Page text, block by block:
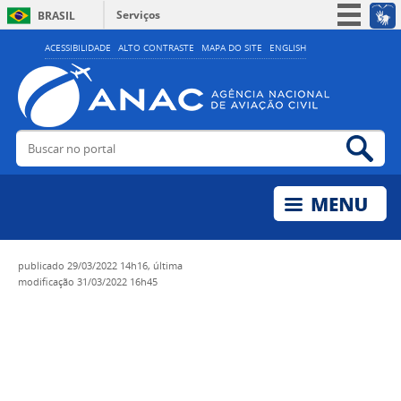
ACESSIBILIDADE ALTO CONTRASTE MAPA DO SITE ENGLISH
BRASIL
Serviços
Simplifique!
Acesso à informação
Legislação
Buscar no portal
publicado 29/03/2022 14h16, última
modificação 31/03/2022 16h45